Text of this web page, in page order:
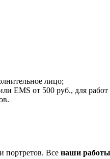
лицо;
EMS от 500 руб., для
портретов. Все наши работы